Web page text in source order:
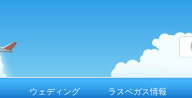
ウェディング ラスベガス情報